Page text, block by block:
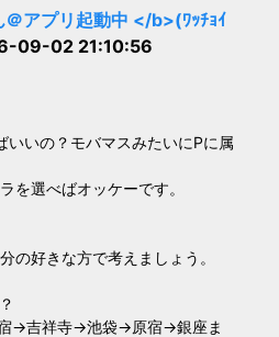
＠アプリ起動中 </b>(ﾜｯﾁｮｲ
09-02 21:10:56
いの？モバマスみたいにPに属
を選べばオッケーです。
の好きな方で考えましょう。
→吉祥寺→池袋→原宿→銀座ま